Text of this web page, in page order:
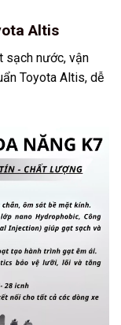
Altis
sạch nước, vận
Toyota Altis, dễ